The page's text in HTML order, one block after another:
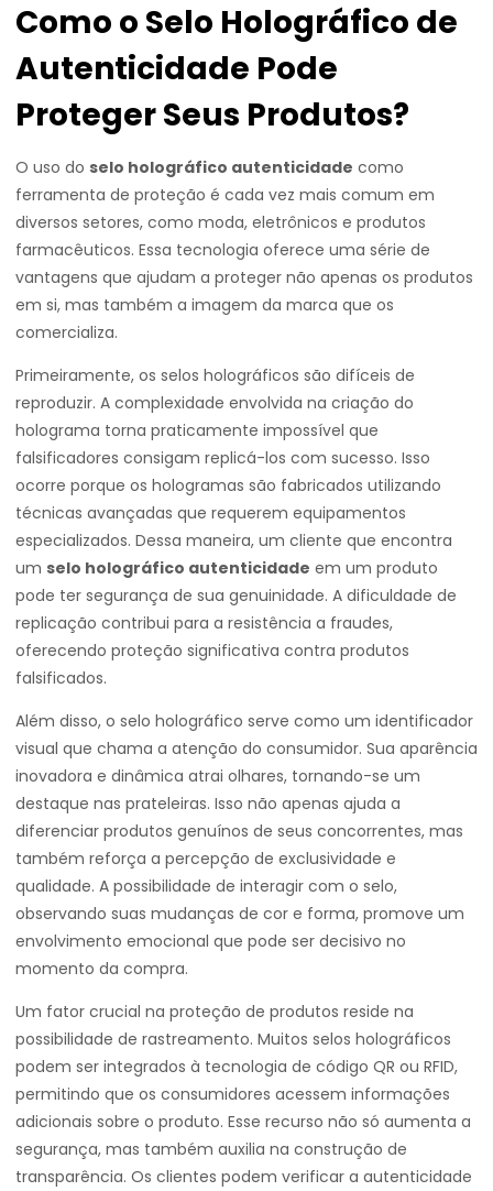
Como o Selo Holográfico de
Autenticidade Pode
Proteger Seus Produtos?
O uso do selo holográfico autenticidade como
ferramenta de proteção é cada vez mais comum em
diversos setores, como moda, eletrônicos e produtos
farmacêuticos. Essa tecnologia oferece uma série de
vantagens que ajudam a proteger não apenas os produtos
em si, mas também a imagem da marca que os
comercializa.
Primeiramente, os selos holográficos são difíceis de
reproduzir. A complexidade envolvida na criação do
holograma torna praticamente impossível que
falsificadores consigam replicá-los com sucesso. Isso
ocorre porque os hologramas são fabricados utilizando
técnicas avançadas que requerem equipamentos
especializados. Dessa maneira, um cliente que encontra
um selo holográfico autenticidade em um produto
pode ter segurança de sua genuinidade. A dificuldade de
replicação contribui para a resistência a fraudes,
oferecendo proteção significativa contra produtos
falsificados.
Além disso, o selo holográfico serve como um identificador
visual que chama a atenção do consumidor. Sua aparência
inovadora e dinâmica atrai olhares, tornando-se um
destaque nas prateleiras. Isso não apenas ajuda a
diferenciar produtos genuínos de seus concorrentes, mas
também reforça a percepção de exclusividade e
qualidade. A possibilidade de interagir com o selo,
observando suas mudanças de cor e forma, promove um
envolvimento emocional que pode ser decisivo no
momento da compra.
Um fator crucial na proteção de produtos reside na
possibilidade de rastreamento. Muitos selos holográficos
podem ser integrados à tecnologia de código QR ou RFID,
permitindo que os consumidores acessem informações
adicionais sobre o produto. Esse recurso não só aumenta a
segurança, mas também auxilia na construção de
transparência. Os clientes podem verificar a autenticidade